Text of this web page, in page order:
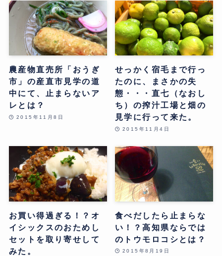
農産物直売所「おうぎ
市」の産直市見学の道
中にて、止まらないア
レとは？
2015年11月8日
せっかく宿毛まで行っ
たのに、まさかの失
態・・・直七（なおし
ち）の搾汁工場と畑の
見学に行って来た。
2015年11月4日
お買い得過ぎる！？オ
イシックスのおためし
セットを取り寄せして
みた。
食べだしたら止まらな
い！？高知県ならでは
のトウモロコシとは？
2015年8月19日